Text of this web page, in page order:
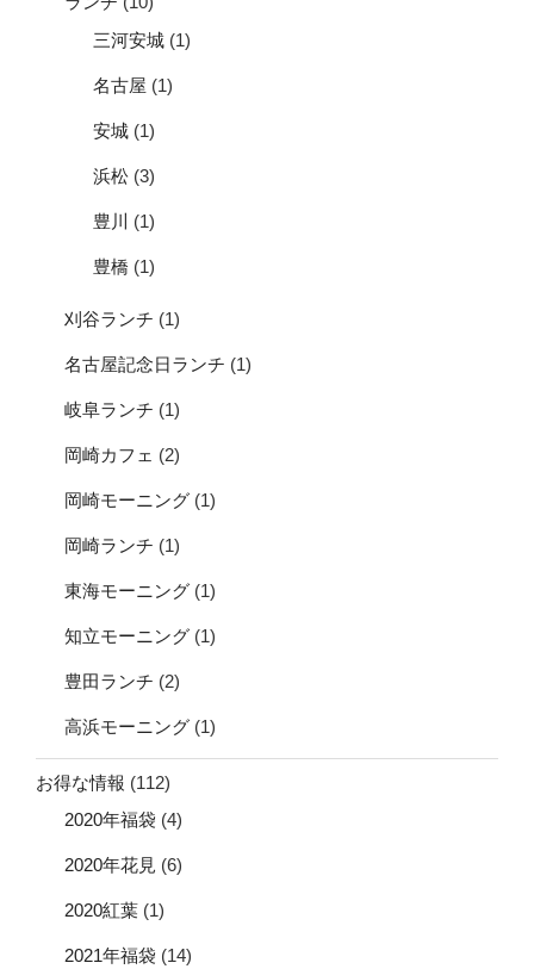
三河安城 (1)
名古屋 (1)
安城 (1)
浜松 (3)
豊川 (1)
豊橋 (1)
刈谷ランチ (1)
名古屋記念日ランチ (1)
岐阜ランチ (1)
岡崎カフェ (2)
岡崎モーニング (1)
岡崎ランチ (1)
東海モーニング (1)
知立モーニング (1)
豊田ランチ (2)
高浜モーニング (1)
お得な情報 (112)
2020年福袋 (4)
2020年花見 (6)
2020紅葉 (1)
2021年福袋 (14)